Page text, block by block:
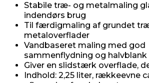
Stabile træ- og metalmaling
indendørs brug
Til færdigmaling af grundet
metaloverflader
Vandbaseret maling med god
sammenflydning og halvblank
Giver en slidstærk overflade,
Indhold: 2,25 liter, rækkeevne